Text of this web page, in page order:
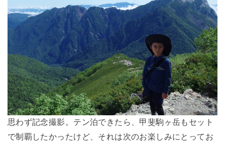
思わず記念撮影。テン泊できたら、甲斐駒ヶ岳もセット
で制覇したかったけど、それは次のお楽しみにとってお